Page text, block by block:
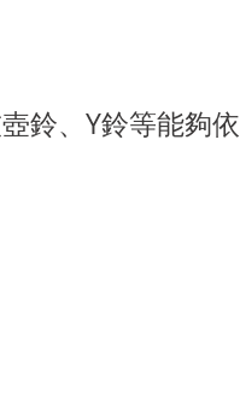
鈴、Y鈴等能夠依